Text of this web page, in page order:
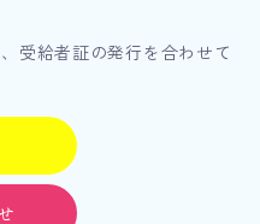
受給者証の発行を合わせて